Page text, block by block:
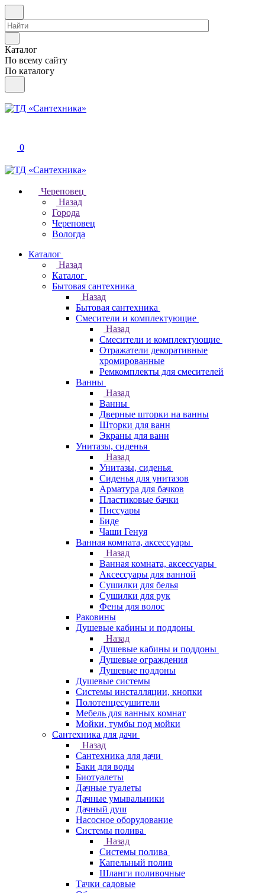
Каталог
По всему сайту
По каталогу
0
Череповец
Назад
Города
Череповец
Вологда
Каталог
Назад
Каталог
Бытовая сантехника
Назад
Бытовая сантехника
Смесители и комплектующие
Назад
Смесители и комплектующие
Отражатели декоративные
хромированные
Ремкомплекты для смесителей
Ванны
Назад
Ванны
Дверные шторки на ванны
Шторки для ванн
Экраны для ванн
Унитазы, сиденья
Назад
Унитазы, сиденья
Сиденья для унитазов
Арматура для бачков
Пластиковые бачки
Писсуары
Биде
Чаши Генуя
Ванная комната, аксессуары
Назад
Ванная комната, аксессуары
Аксессуары для ванной
Сушилки для белья
Сушилки для рук
Фены для волос
Раковины
Душевые кабины и поддоны
Назад
Душевые кабины и поддоны
Душевые ограждения
Душевые поддоны
Душевые системы
Системы инсталляции, кнопки
Полотенцесушители
Мебель для ванных комнат
Мойки, тумбы под мойки
Сантехника для дачи
Назад
Сантехника для дачи
Баки для воды
Биотуалеты
Дачные туалеты
Дачные умывальники
Дачный душ
Насосное оборудование
Системы полива
Назад
Системы полива
Капельный полив
Шланги поливочные
Тачки садовые